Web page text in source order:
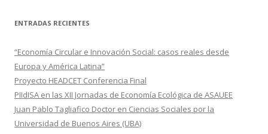
ENTRADAS RECIENTES
“Economía Circular e Innovación Social: casos reales desde
Europa y América Latina”
Proyecto HEADCET Conferencia Final
PIIdISA en las XII Jornadas de Economía Ecológica de ASAUEE
Juan Pablo Tagliafico Doctor en Ciencias Sociales por la
Universidad de Buenos Aires (UBA)